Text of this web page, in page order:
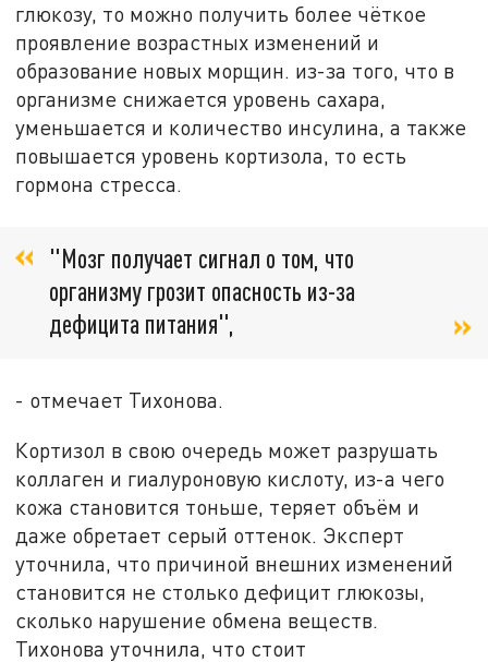
глюкозу, то можно получить более чёткое
проявление возрастных изменений и
образование новых морщин. из-за того, что в
организме снижается уровень сахара,
уменьшается и количество инсулина, а также
повышается уровень кортизола, то есть
гормона стресса.
"Мозг получает сигнал о том, что
организму грозит опасность из-за
дефицита питания",
- отмечает Тихонова.
Кортизол в свою очередь может разрушать
коллаген и гиалуроновую кислоту, из-а чего
кожа становится тоньше, теряет объём и
даже обретает серый оттенок. Эксперт
уточнила, что причиной внешних изменений
становится не столько дефицит глюкозы,
сколько нарушение обмена веществ.
Тихонова уточнила, что стоит